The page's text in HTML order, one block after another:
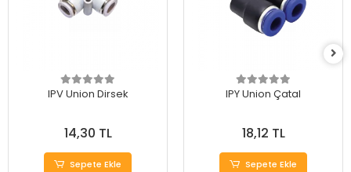
IPV Union Dirsek
14,30 TL
Sepete Ekle
IPY Union Çatal
18,12 TL
Sepete Ekle